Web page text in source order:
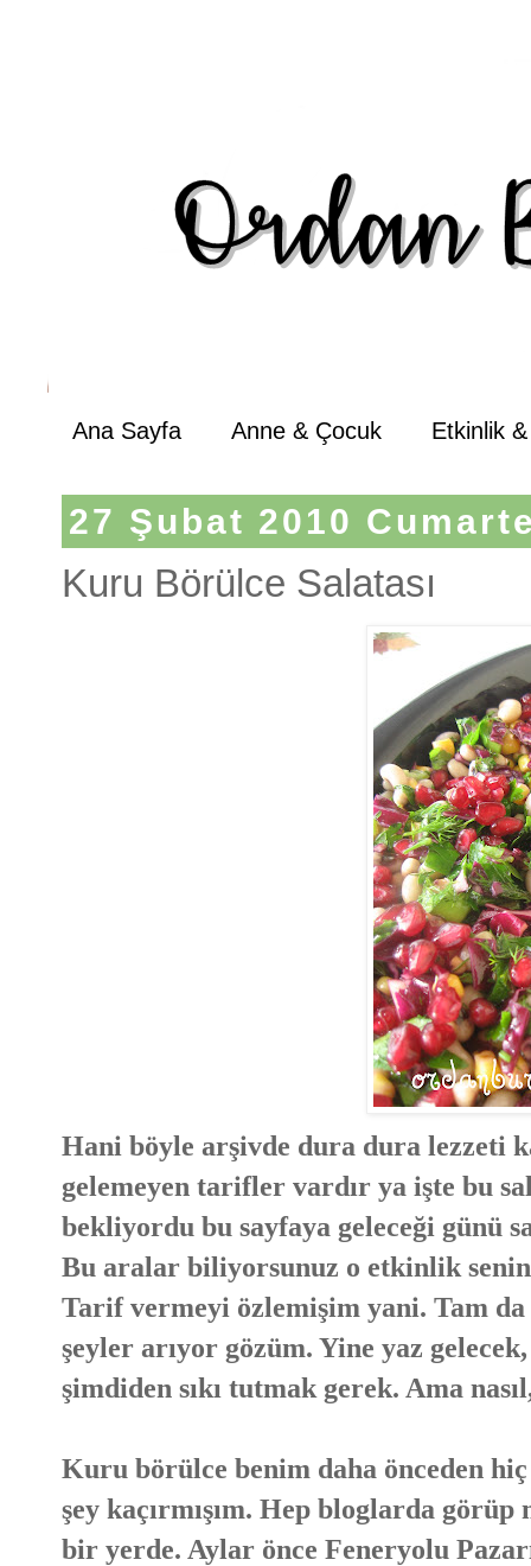
Ana Sayfa Anne & Çocuk Etkinlik
27 Şubat 2010
Kuru Börülce Salatası
Hani böyle arşivde dura dura lezzeti
gelemeyen tarifler vardır ya işte bu
bekliyordu bu sayfaya geleceği günü
Bu aralar biliyorsunuz o etkinlik
Tarif vermeyi özlemişim yani. Tam
şeyler arıyor gözüm. Yine yaz
şimdiden sıkı tutmak gerek. Ama
Kuru börülce benim daha önceden
şey kaçırmışım. Hep bloglarda
bir yerde. Aylar önce Feneryolu